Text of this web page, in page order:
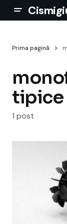
Prima pagină
tipice
1 post